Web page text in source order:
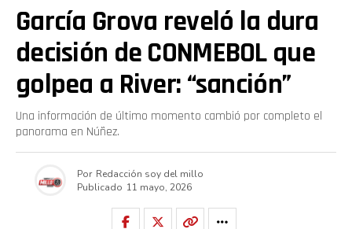
García Grova reveló la dura
decisión de CONMEBOL que
golpea a River: “sanción”
Una información de último momento cambió por completo el
panorama en Núñez.
Por Redacción soy del millo
Publicado 11 mayo, 2026